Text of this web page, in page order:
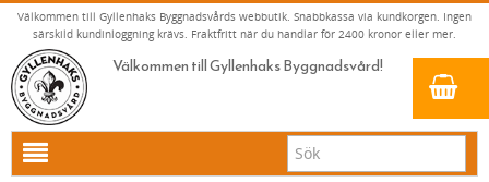
Välkommen till Gyllenhaks Byggnadsvårds webbutik. Snabbkassa via kundkorgen. Ingen
särskild kundinloggning krävs. Fraktfritt när du handlar för 2400 kronor eller mer.
Välkommen till Gyllenhaks Byggnadsvård!